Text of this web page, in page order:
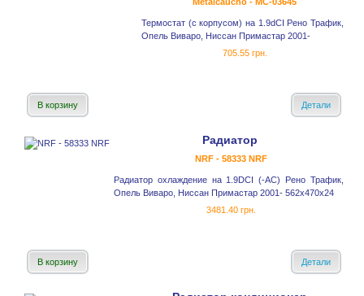
Термостат (с корпусом) на 1.9dCI Рено Трафик,
Опель Виваро, Ниссан Примастар 2001-
705.55 грн.
В корзину Детали
Радиатор
NRF - 58333 NRF
Радиатор охлаждение на 1.9DCI (-AC) Рено Трафик,
Опель Виваро, Ниссан Примастар 2001- 562x470x24
3481.40 грн.
В корзину Детали